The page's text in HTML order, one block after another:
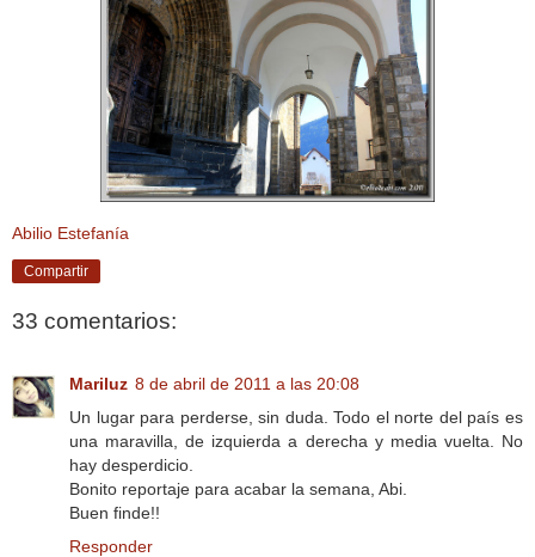
Abilio Estefanía
Compartir
33 comentarios:
Mariluz 8 de abril de 2011 a las 20:08
Un lugar para perderse, sin duda. Todo el norte del país es
una maravilla, de izquierda a derecha y media vuelta. No
hay desperdicio.
Bonito reportaje para acabar la semana, Abi.
Buen finde!!
Responder